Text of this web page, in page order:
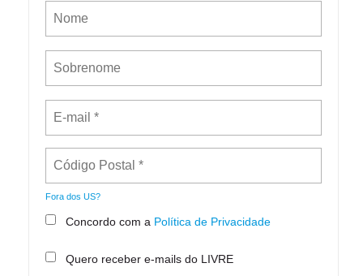
Fora dos US?
Concordo com a Política de Privacidade
Quero receber e-mails do LIVRE